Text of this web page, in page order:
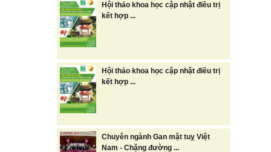
Hội thảo khoa học cập nhật điều trị
kết hợp ...
Hội thảo khoa học cập nhật điều trị
kết hợp ...
Chuyên ngành Gan mật tuỵ Việt
Nam - Chặng đường ...